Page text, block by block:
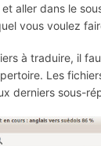
aller dans le
vous voulez
à traduire, il
Les
derniers sous-